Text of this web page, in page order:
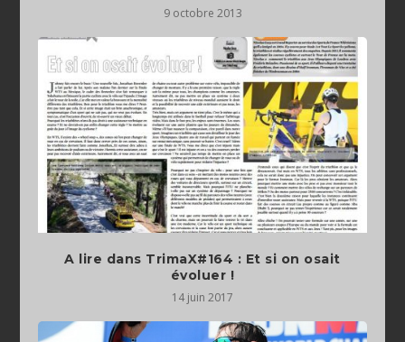
9 octobre 2013
A lire dans TrimaX#164 : Et si on osait
évoluer !
14 juin 2017